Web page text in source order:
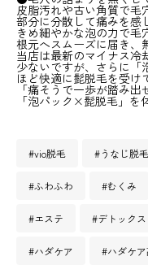
皮脂汚れや古い角質で毛
部分に分散して痛みを感
きめ細やかな泡の力で毛
根元へスムーズに届き、
当店は最新のマイナス冷
少ないですが、さらに「
ほど快適に髭脱毛を受け
「痛そうで一歩が踏み
「泡パック×髭脱毛」を
#vio脱毛 #うなじ脱毛
#ふわふわ #むくみ
#エステ #デトックス
#ハダケア #ハダケ